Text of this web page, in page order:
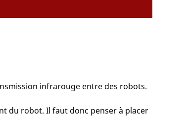
infrarouge entre des robots.
du robot. Il faut donc penser à placer